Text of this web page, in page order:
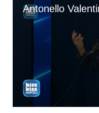
Antonello